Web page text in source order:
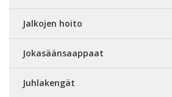
Jalkojen hoito
Jokasäänsaappaat
Juhlakengät